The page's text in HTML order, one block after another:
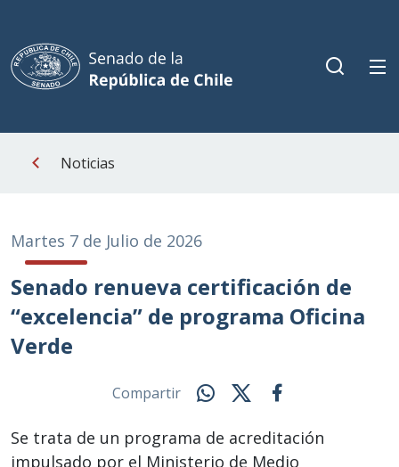
Noticias
Martes 7 de Julio de 2026
Senado renueva certificación de
“excelencia” de programa Oficina
Verde
Compartir
Se trata de un programa de acreditación
impulsado por el Ministerio de Medio